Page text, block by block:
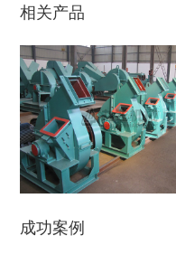
相关产品
盘式削片机
成功案例